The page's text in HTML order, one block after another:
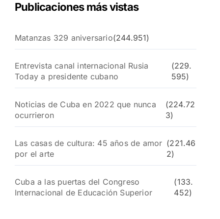
Publicaciones más vistas
Matanzas 329 aniversario(244.951)
Entrevista canal internacional Rusia
Today a presidente cubano
(229.
595)
Noticias de Cuba en 2022 que nunca
ocurrieron
(224.72
3)
Las casas de cultura: 45 años de amor
por el arte
(221.46
2)
Cuba a las puertas del Congreso
Internacional de Educación Superior
(133.
452)